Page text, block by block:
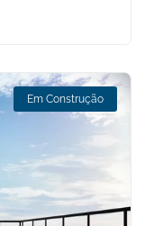
Em Construção